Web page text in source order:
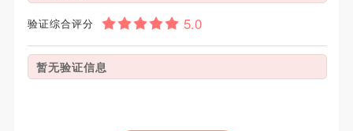
验证综合评分
暂无验证信息